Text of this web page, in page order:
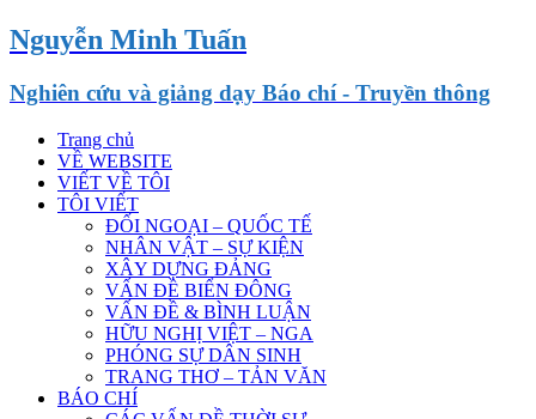
Nguyễn Minh Tuấn
Nghiên cứu và giảng dạy Báo chí - Truyền thông
Trang chủ
VỀ WEBSITE
VIẾT VỀ TÔI
TÔI VIẾT
ĐỐI NGOẠI – QUỐC TẾ
NHÂN VẬT – SỰ KIỆN
XÂY DỰNG ĐẢNG
VẤN ĐỀ BIỂN ĐÔNG
VẤN ĐỀ & BÌNH LUẬN
HỮU NGHỊ VIỆT – NGA
PHÓNG SỰ DÂN SINH
TRANG THƠ – TẢN VĂN
BÁO CHÍ